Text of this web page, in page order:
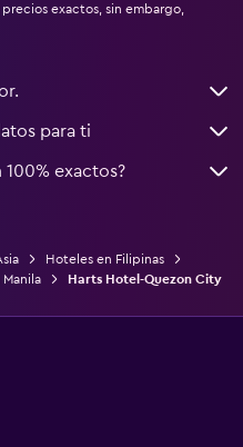
exactos, sin embargo,
para ti
exactos?
Hoteles en Filipinas
Harts Hotel-Quezon City